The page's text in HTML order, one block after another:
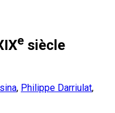
e siècle
, Philippe Darriulat,